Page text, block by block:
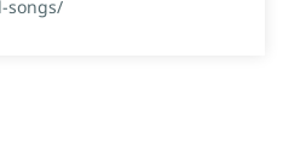
songs/